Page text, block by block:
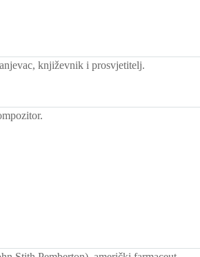
književnik i prosvjetitelj.